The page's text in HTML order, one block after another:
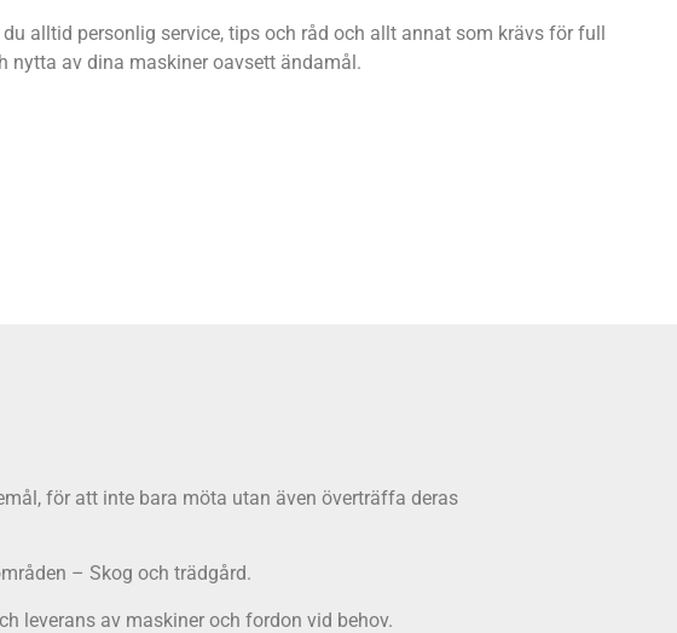
alltid personlig service, tips och råd och allt annat som krävs för full
nytta av dina maskiner oavsett ändamål.
för att inte bara möta utan även överträffa deras
– Skog och trädgård.
leverans av maskiner och fordon vid behov.